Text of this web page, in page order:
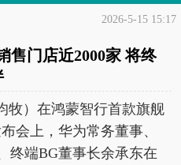
2026-5-15 15:17
售门店近2000家 将终
牧）在鸿蒙智行首款旗舰
上，华为常务董事、
终端BG董事长余承东在